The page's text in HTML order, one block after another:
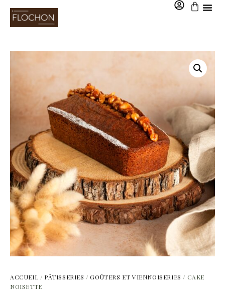
0,00
ACCUEIL / PÂTISSERIES /GOÛTERS ET VIENNOISERIES / CAKE
NOISETTE